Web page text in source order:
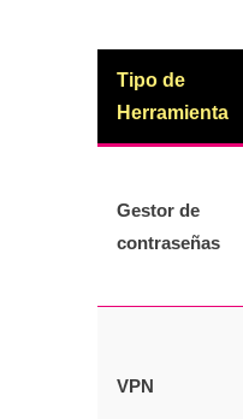
Tipo de
Herramienta
Gestor de
contraseñas
VPN